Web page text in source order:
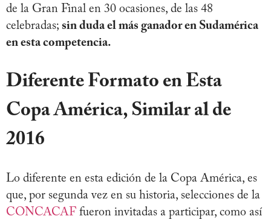
de la Gran Final en 30 ocasiones, de las 48
celebradas; sin duda el más ganador en Sudamérica
en esta competencia.
Diferente Formato en Esta
Copa América, Similar al de
2016
Lo diferente en esta edición de la Copa América, es
que, por segunda vez en su historia, selecciones de la
CONCACAF fueron invitadas a participar, como así